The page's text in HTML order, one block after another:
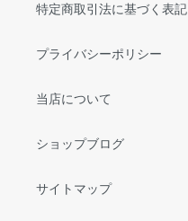
特定商取引法に基づく表記
プライバシーポリシー
当店について
ショップブログ
サイトマップ